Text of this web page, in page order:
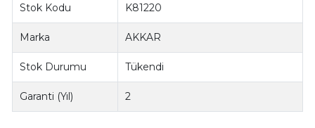
Stok Kodu K81220
Marka AKKAR
Stok Durumu Tükendi
Garanti (Yıl) 2